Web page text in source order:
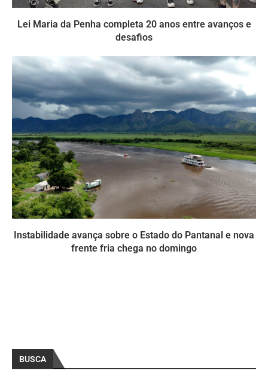
Lei Maria da Penha completa 20 anos entre avanços e
desafios
Instabilidade avança sobre o Estado do Pantanal e nova
frente fria chega no domingo
BUSCA